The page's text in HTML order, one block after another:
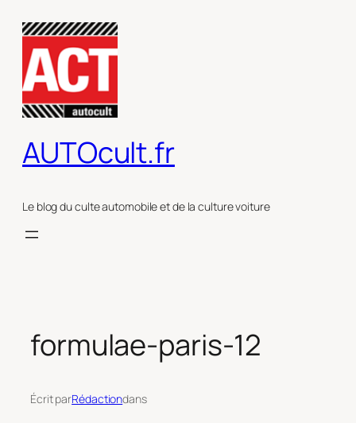
contenu
AUTOcult.fr
Le blog du culte automobile et de la culture voiture
formulae-paris-12
Écrit parRédactiondans